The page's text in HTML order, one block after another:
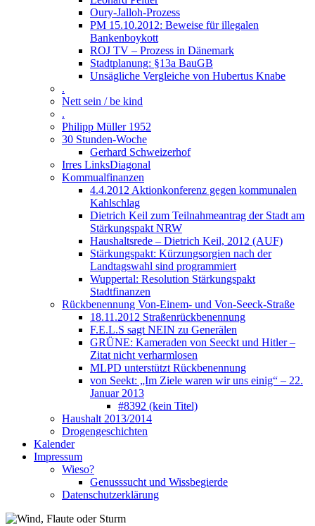
Oury-Jalloh-Prozess
PM 15.10.2012: Beweise für illegalen
Bankenboykott
ROJ TV – Prozess in Dänemark
Stadtplanung: §13a BauGB
Unsägliche Vergleiche von Hubertus Knabe
.
Nett sein / be kind
.
Philipp Müller 1952
30 Stunden-Woche
Gerhard Schweizerhof
Irres LinksDiagonal
Kommualfinanzen
4.4.2012 Aktionkonferenz gegen kommunalen
Kahlschlag
Dietrich Keil zum Teilnahmeantrag der Stadt am
Stärkungspakt NRW
Haushaltsrede – Dietrich Keil, 2012 (AUF)
Stärkungspakt: Kürzungsorgien nach der
Landtagswahl sind programmiert
Wuppertal: Resolution Stärkungspakt
Stadtfinanzen
Rückbenennung Von-Einem- und Von-Seeck-Straße
18.11.2012 Straßenrückbenennung
F.E.L.S sagt NEIN zu Generälen
GRÜNE: Kameraden von Seeckt und Hitler –
Zitat nicht verharmlosen
MLPD unterstützt Rückbenennung
von Seekt: „Im Ziele waren wir uns einig“ – 22.
Januar 2013
#8392 (kein Titel)
Haushalt 2013/2014
Drogengeschichten
Kalender
Impressum
Wieso?
Genusssucht und Wissbegierde
Datenschutzerklärung